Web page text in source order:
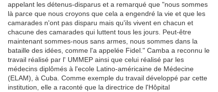
appelant les détenus-disparus et a remarqué que "nous sommes
là parce que nous croyons que cela a engendré la vie et que les
camarades n'ont pas disparu mais qu'ils vivent en chacun et
chacune des camarades qui luttent tous les jours. Peut-être
maintenant sommes-nous sans armes, nous sommes dans la
bataille des idées, comme l'a appelée Fidel." Camba a reconnu le
travail réalisé par l' UMMEP ainsi que celui réalisé par les
médecins diplômés à l'ecole Latino-américaine de Médecine
(ELAM), à Cuba. Comme exemple du travail développé par cette
institution, elle a raconté que la directrice de l'Hôpital